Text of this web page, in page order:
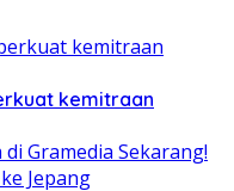
kemitraan